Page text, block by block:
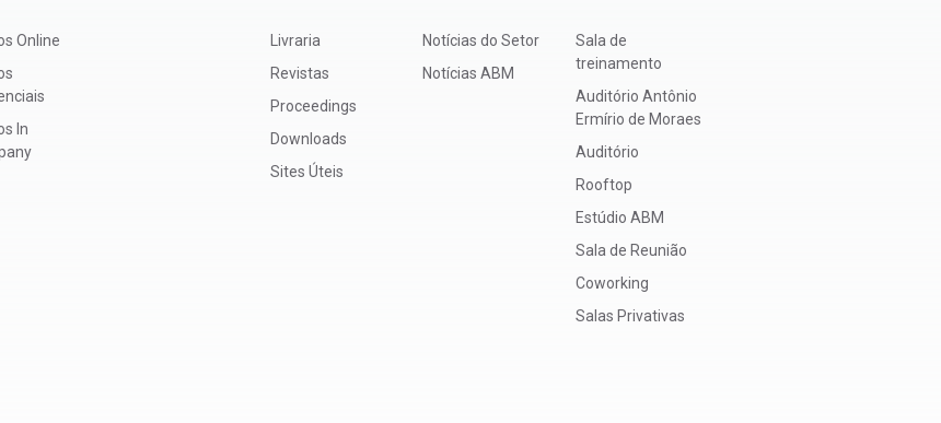
Online
In
Livraria
Revistas
Proceedings
Downloads
Sites Úteis
Notícias do Setor
Notícias ABM
Sala de
treinamento
Auditório Antônio
Ermírio de Moraes
Auditório
Rooftop
Estúdio ABM
Sala de Reunião
Coworking
Salas Privativas